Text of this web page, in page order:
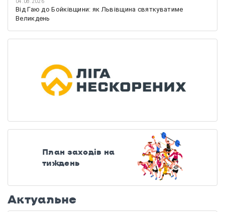
Від Гаю до Бойківщини: як Львівщина святкуватиме
Великдень
План заходів на
тиждень
Актуальне